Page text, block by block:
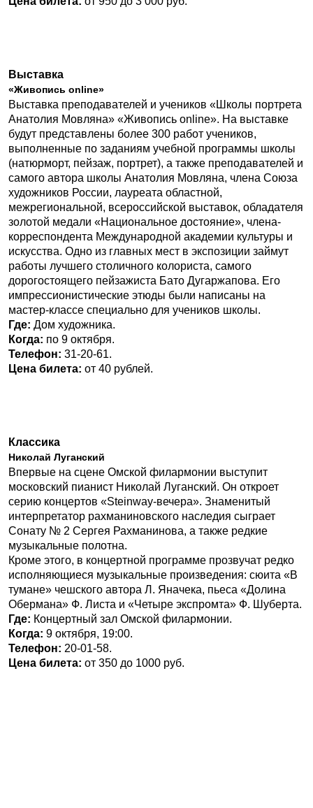
Выставка
«Живопись online»
Выставка преподавателей и учеников «Школы портрета
Анатолия Мовляна» «Живопись online». На выставке
будут представлены более 300 работ учеников,
выполненные по заданиям учебной программы школы
(натюрморт, пейзаж, портрет), а также преподавателей и
самого автора школы Анатолия Мовляна, члена Союза
художников России, лауреата областной,
межрегиональной, всероссийской выставок, обладателя
золотой медали «Национальное достояние», члена-
корреспондента Международной академии культуры и
искусства. Одно из главных мест в экспозиции займут
работы лучшего столичного колориста, самого
дорогостоящего пейзажиста Бато Дугаржапова. Его
импрессионистические этюды были написаны на
мастер-классе специально для учеников школы.
Где: Дом художника.
Когда: по 9 октября.
Телефон: 31-20-61.
Цена билета: от 40 рублей.
Классика
Николай Луганский
Впервые на сцене Омской филармонии выступит
московский пианист Николай Луганский. Он откроет
серию концертов «Steinway-вечера». Знаменитый
интерпретатор рахманиновского наследия сыграет
Сонату № 2 Сергея Рахманинова, а также редкие
музыкальные полотна.
Кроме этого, в концертной программе прозвучат редко
исполняющиеся музыкальные произведения: сюита «В
тумане» чешского автора Л. Яначека, пьеса «Долина
Обермана» Ф. Листа и «Четыре экспромта» Ф. Шуберта.
Где: Концертный зал Омской филармонии.
Когда: 9 октября, 19:00.
Телефон: 20-01-58.
Цена билета: от 350 до 1000 руб.